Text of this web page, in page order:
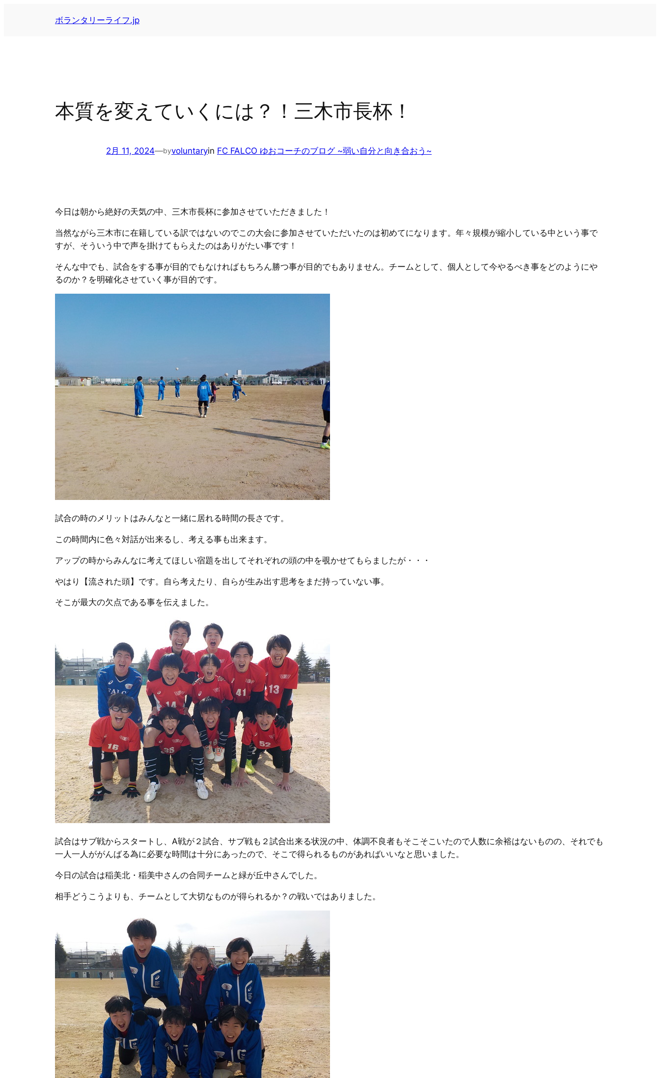
ボランタリーライフ.jp
本質を変えていくには？！三木市長杯！
2月 11, 2024—byvoluntaryin FC FALCO ゆおコーチのブログ ~弱い自分と向き合おう~
今日は朝から絶好の天気の中、三木市長杯に参加させていただきました！
当然ながら三木市に在籍している訳ではないのでこの大会に参加させていただいたのは初めてになります。年々規模が縮小している中という事で
すが、そういう中で声を掛けてもらえたのはありがたい事です！
そんな中でも、試合をする事が目的でもなければもちろん勝つ事が目的でもありません。チームとして、個人として今やるべき事をどのようにや
るのか？を明確化させていく事が目的です。
試合の時のメリットはみんなと一緒に居れる時間の長さです。
この時間内に色々対話が出来るし、考える事も出来ます。
アップの時からみんなに考えてほしい宿題を出してそれぞれの頭の中を覗かせてもらましたが・・・
やはり【流された頭】です。自ら考えたり、自らが生み出す思考をまだ持っていない事。
そこが最大の欠点である事を伝えました。
試合はサブ戦からスタートし、A戦が２試合、サブ戦も２試合出来る状況の中、体調不良者もそこそこいたので人数に余裕はないものの、それでも
一人一人ががんばる為に必要な時間は十分にあったので、そこで得られるものがあればいいなと思いました。
今日の試合は稲美北・稲美中さんの合同チームと緑が丘中さんでした。
相手どうこうよりも、チームとして大切なものが得られるか？の戦いではありました。